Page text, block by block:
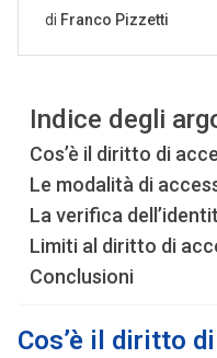
Indice degli
Cos’è il diritto di
Le modalità di
La verifica
Limiti al diritto di
Conclusioni
Cos’è il diritto